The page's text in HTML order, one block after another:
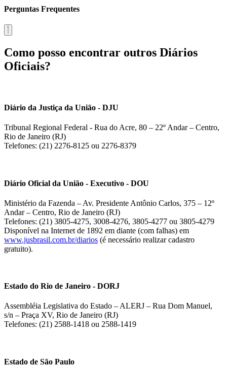
Perguntas Frequentes
Como posso encontrar outros Diários
Oficiais?
Diário da Justiça da União - DJU
Tribunal Regional Federal - Rua do Acre, 80 – 22º Andar – Centro,
Rio de Janeiro (RJ)
Telefones: (21) 2276-8125 ou 2276-8379
Diário Oficial da União - Executivo - DOU
Ministério da Fazenda – Av. Presidente Antônio Carlos, 375 – 12º
Andar – Centro, Rio de Janeiro (RJ)
Telefones: (21) 3805-4275, 3008-4276, 3805-4277 ou 3805-4279
Disponível na Internet de 1892 em diante (com falhas) em
www.jusbrasil.com.br/diarios (é necessário realizar cadastro
gratuito).
Estado do Rio de Janeiro - DORJ
Assembléia Legislativa do Estado – ALERJ – Rua Dom Manuel,
s/n – Praça XV, Rio de Janeiro (RJ)
Telefones: (21) 2588-1418 ou 2588-1419
Estado de São Paulo